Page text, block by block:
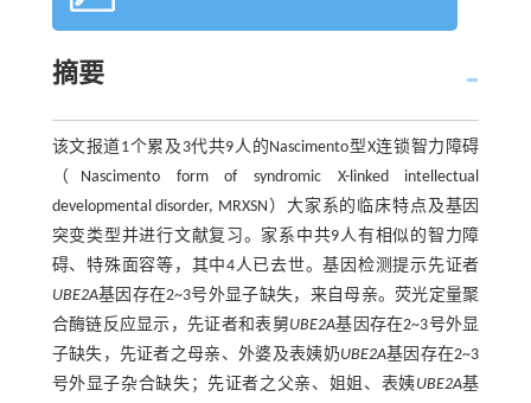
摘要
该文报道1个累及3代共9人的Nascimento型X连锁智力障碍
（Nascimento form of syndromic X-linked intellectual
developmental disorder, MRXSN）大家系的临床特点及基因
突变类型并进行文献复习。家系中共9人有相似的智力障
碍、特殊面容等，其中4人已去世。基因检测提示先证者
UBE2A基因存在2~3号外显子缺失，来自母亲。荧光定量聚
合酶链反应显示，先证者和表舅UBE2A基因存在2~3号外显
子缺失，先证者之母亲、外婆及表姨奶UBE2A基因存在2~3
号外显子杂合缺失；先证者之父亲、姐姐、表姨 UBE2A基